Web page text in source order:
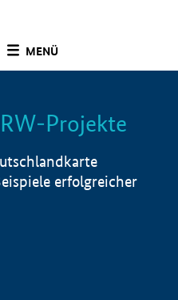
MENÜ
Info
Projekte
erfolgreicher